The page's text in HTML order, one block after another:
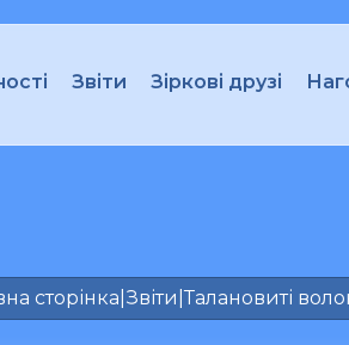
Звіти Зіркові друзі
сторінка Звіти Талановиті